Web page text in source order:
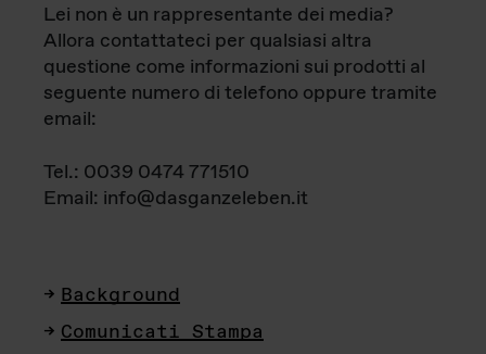
Lei non è un rappresentante dei media?
Allora contattateci per qualsiasi altra
questione come informazioni sui prodotti al
seguente numero di telefono oppure tramite
email:
Tel.: 0039 0474 771510
Email: info@dasganzeleben.it
Background
Comunicati Stampa